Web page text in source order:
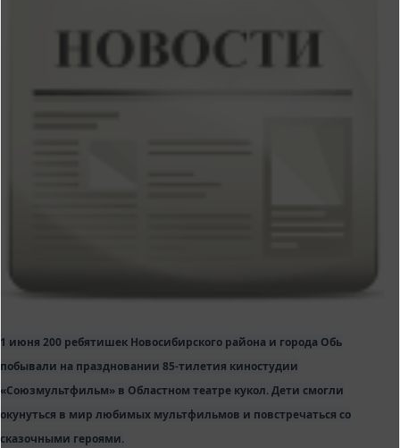
1 июня 200 ребятишек Новосибирского района и города Обь
побывали на праздновании 85-тилетия киностудии
«Союзмультфильм» в Областном театре кукол. Дети смогли
окунуться в мир любимых мультфильмов и повстречаться со
сказочными героями.